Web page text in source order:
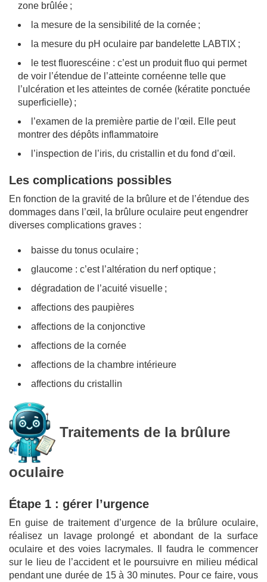
zone brûlée ;
la mesure de la sensibilité de la cornée ;
la mesure du pH oculaire par bandelette LABTIX ;
le test fluorescéine : c’est un produit fluo qui permet
de voir l’étendue de l’atteinte cornéenne telle que
l’ulcération et les atteintes de cornée (kératite ponctuée
superficielle) ;
l’examen de la première partie de l’œil. Elle peut
montrer des dépôts inflammatoire
l’inspection de l’iris, du cristallin et du fond d’œil.
Les complications possibles
En fonction de la gravité de la brûlure et de l’étendue des
dommages dans l’œil, la brûlure oculaire peut engendrer
diverses complications graves :
baisse du tonus oculaire ;
glaucome : c’est l’altération du nerf optique ;
dégradation de l’acuité visuelle ;
affections des paupières
affections de la conjonctive
affections de la cornée
affections de la chambre intérieure
affections du cristallin
Traitements de la brûlure
oculaire
Étape 1 : gérer l’urgence
En guise de traitement d’urgence de la brûlure oculaire,
réalisez un lavage prolongé et abondant de la surface
oculaire et des voies lacrymales. Il faudra le commencer
sur le lieu de l’accident et le poursuivre en milieu médical
pendant une durée de 15 à 30 minutes. Pour ce faire, vous